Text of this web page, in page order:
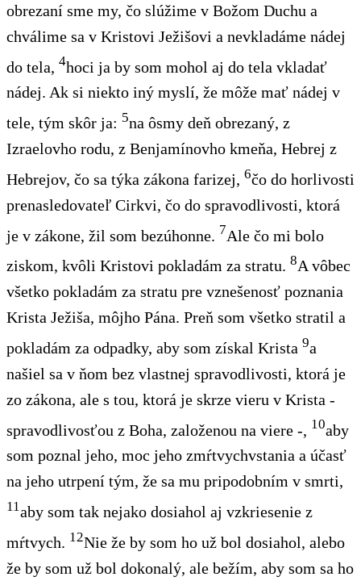
obrezaní sme my, čo slúžime v Božom Duchu a
chválime sa v Kristovi Ježišovi a nevkladáme nádej
do tela, 4hoci ja by som mohol aj do tela vkladať
nádej. Ak si niekto iný myslí, že môže mať nádej v
tele, tým skôr ja: 5na ôsmy deň obrezaný, z
Izraelovho rodu, z Benjamínovho kmeňa, Hebrej z
Hebrejov, čo sa týka zákona farizej, 6čo do horlivosti
prenasledovateľ Cirkvi, čo do spravodlivosti, ktorá
je v zákone, žil som bezúhonne. 7Ale čo mi bolo
ziskom, kvôli Kristovi pokladám za stratu. 8A vôbec
všetko pokladám za stratu pre vznešenosť poznania
Krista Ježiša, môjho Pána. Preň som všetko stratil a
pokladám za odpadky, aby som získal Krista 9a
našiel sa v ňom bez vlastnej spravodlivosti, ktorá je
zo zákona, ale s tou, ktorá je skrze vieru v Krista -
spravodlivosťou z Boha, založenou na viere -,
10aby
som poznal jeho, moc jeho zmŕtvychvstania a účasť
na jeho utrpení tým, že sa mu pripodobním v smrti,
11aby som tak nejako dosiahol aj vzkriesenie z
mŕtvych. 12Nie že by som ho už bol dosiahol, alebo
že by som už bol dokonalý, ale bežím, aby som sa ho